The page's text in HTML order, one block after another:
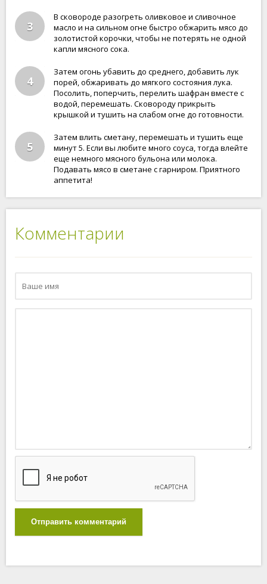
3
В сковороде разогреть оливковое и сливочное
масло и на сильном огне быстро обжарить мясо до
золотистой корочки, чтобы не потерять не одной
капли мясного сока.
4
Затем огонь убавить до среднего, добавить лук
порей, обжаривать до мягкого состояния лука.
Посолить, поперчить, перелить шафран вместе с
водой, перемешать. Сковороду прикрыть
крышкой и тушить на слабом огне до готовности.
5
Затем влить сметану, перемешать и тушить еще
минут 5. Если вы любите много соуса, тогда влейте
еще немного мясного бульона или молока.
Подавать мясо в сметане с гарниром. Приятного
аппетита!
Комментарии
Отправить комментарий